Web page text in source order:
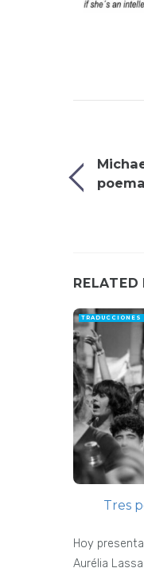
RELATED
TRADUCCIONES
Tres
Hoy
Aurélia